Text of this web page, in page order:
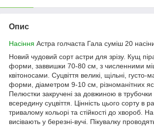
Опис
Насіння Астра голчаста Гала суміш 20
Новий чудовий сорт астри для зрізу. Кущ
форми, заввишки 70-80 см, з численними
квітоносами. Суцвіття великі, щільні, густо-
форми, діаметром 9-10 см, різноманітних
Пелюстки закручені за довжиною в трубочки
всередину суцвіття. Цінність цього сорту в
тривалому кольорі та стійкості до хвороб.
висівають у березні-вучі. Пікувалку